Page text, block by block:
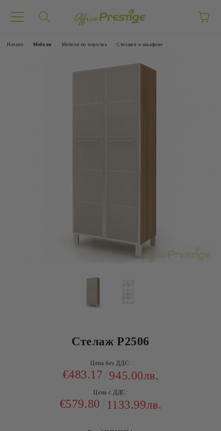
Начало Mебели Мебели по поръчка Стелажи и шкафове
Стелаж Р2506
Цена без ДДС:
€483.17 945.00лв.
Цена с ДДС:
€579.80 1133.99лв.